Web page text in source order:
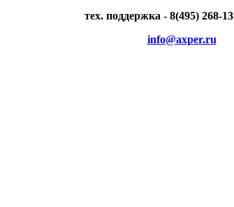
тех. поддержка - 8(495) 268-
info@axper.ru